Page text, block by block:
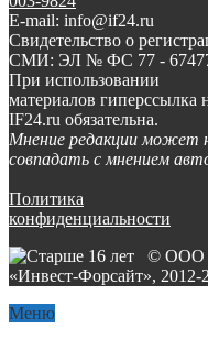
E-mail: info@if24.ru
Свидетельство о
СМИ: ЭЛ № ФС 77 -
При использовании
материалов гиперссылка
IF24.ru обязательна.
Мнение редакции может
совпадать с мнением
Политика
конфиденциальности
© ООО
«Инвест-Форсайт», 2012-
Меню